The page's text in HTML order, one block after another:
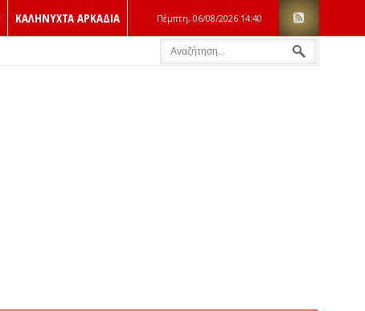
ΚΑΛΗΝΥΧΤΑ ΑΡΚΑΔΙΑ Πέμπτη, 06/08/2026 14:40